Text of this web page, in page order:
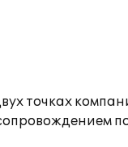
точках